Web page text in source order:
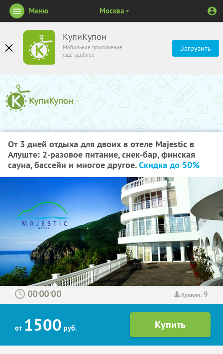
КупиКупон
Мобильное приложение
ещё удобнее
Загрузить
Меню Москва
От 3 дней отдыха для двоих в отеле Majestic в
Алуште: 2-разовое питание, снек-бар, финская
сауна, бассейн и многое другое.Скидка до 50%
Купили:9
: :
от 1500 руб.